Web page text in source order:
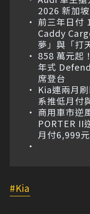
2026 新加
前三年日付
Caddy
夢」與「打
858 萬元起
年式
席登台
Kia連兩月
系推低月付
商用車市逆
PORTER II
月付6,999元
Kia